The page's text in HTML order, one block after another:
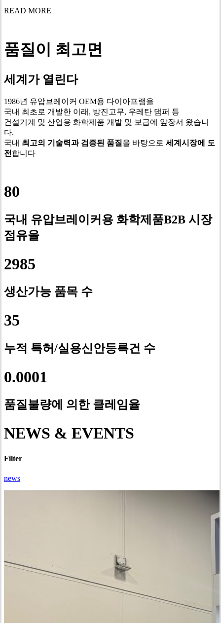
READ MORE
품질이 최고면
세계가 열린다
1986년 유압브레이커 OEM용 다이아프램을
국내 최초로 개발한 이래, 방진고무, 우레탄 댐퍼 등
건설기계 및 산업용 화학제품​ 개발 및 보급에 앞장서 왔습니
다.
국내 최고의 기술력과 검증된 품질을 바탕으로 세계시장에 도
전합니다
80
국내 유압브레이커용 화학제품B2B 시장
점유율
2985
생산가능 품목 수
35
누적 특허/실용신안등록건 수
0.0001
품질불량에 의한 클레임율
NEWS & EVENTS
Filter
news